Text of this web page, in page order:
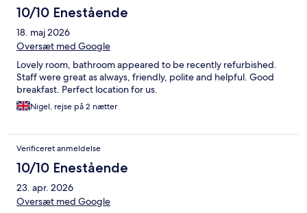
10/10 Enestående
18. maj 2026
Oversæt med Google
Lovely room, bathroom appeared to be recently refurbished.
Staff were great as always, friendly, polite and helpful. Good
breakfast. Perfect location for us.
Nigel, rejse på 2 nætter
Verificeret anmeldelse
10/10 Enestående
23. apr. 2026
Oversæt med Google